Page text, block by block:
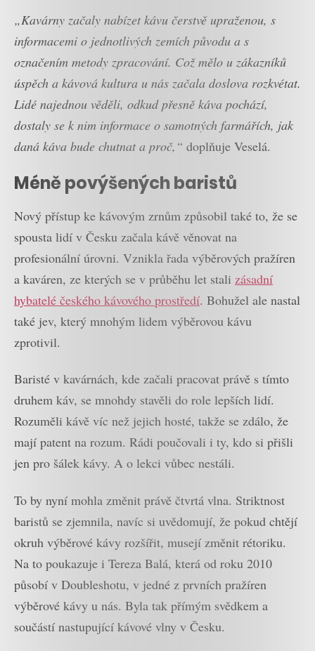
„Kavárny začaly nabízet kávu čerstvě upraženou, s
informacemi o jednotlivých zemích původu a s
označením metody zpracování. Což mělo u zákazníků
úspěch a kávová kultura u nás začala doslova rozkvétat.
Lidé najednou věděli, odkud přesně káva pochází,
dostaly se k nim informace o samotných farmářích, jak
daná káva bude chutnat a proč,“ doplňuje Veselá.
Méně povýšených baristů
Nový přístup ke kávovým zrnům způsobil také to, že se
spousta lidí v Česku začala kávě věnovat na
profesionální úrovni. Vznikla řada výběrových pražíren
a kaváren, ze kterých se v průběhu let stali zásadní
hybatelé českého kávového prostředí. Bohužel ale nastal
také jev, který mnohým lidem výběrovou kávu
zprotivil.
Baristé v kavárnách, kde začali pracovat právě s tímto
druhem káv, se mnohdy stavěli do role lepších lidí.
Rozuměli kávě víc než jejich hosté, takže se zdálo, že
mají patent na rozum. Rádi poučovali i ty, kdo si přišli
jen pro šálek kávy. A o lekci vůbec nestáli.
To by nyní mohla změnit právě čtvrtá vlna. Striktnost
baristů se zjemnila, navíc si uvědomují, že pokud chtějí
okruh výběrové kávy rozšířit, musejí změnit rétoriku.
Na to poukazuje i Tereza Balá, která od roku 2010
působí v Doubleshotu, v jedné z prvních pražíren
výběrové kávy u nás. Byla tak přímým svědkem a
součástí nastupující kávové vlny v Česku.